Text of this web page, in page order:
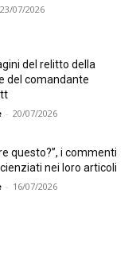
23/07/2026
del relitto della
del comandante
- 20/07/2026
questo?”, i commenti
nei loro articoli
- 16/07/2026